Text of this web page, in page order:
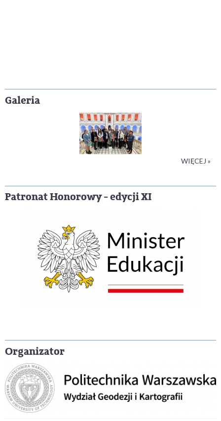
Galeria
WIĘCEJ »
Patronat Honorowy - edycji XI
Organizator